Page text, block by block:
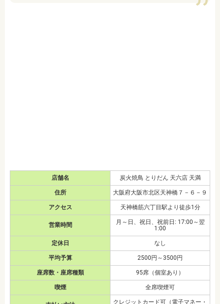
店舗名 炭火焼鳥 とりだん 天六店 天満
住所 大阪府大阪市北区天神橋７－６－９
アクセス 天神橋筋六丁目駅より徒歩1分
営業時間
月～日、祝日、祝前日: 17:00～翌
1:00
定休日 なし
平均予算 2500円～3500円
座席数・座席種類 95席（個室あり）
喫煙 全席喫煙可
クレジットカード可（電子マネー・